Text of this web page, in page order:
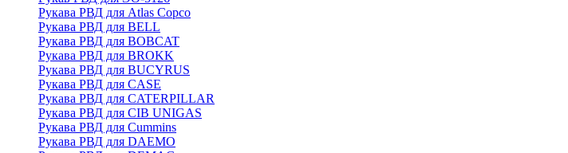
Рукава РВД для Atlas Copco
Рукава РВД для BELL
Рукава РВД для BOBCAT
Рукава РВД для BROKK
Рукава РВД для BUCYRUS
Рукава РВД для CASE
Рукава РВД для CATERPILLAR
Рукава РВД для CIB UNIGAS
Рукава РВД для Cummins
Рукава РВД для DAEMO